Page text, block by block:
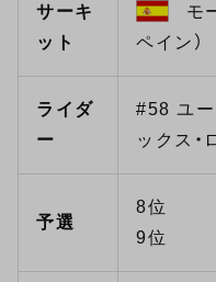
サーキ
ット
モ
ペイン）
ライダ
ー
#58 ユー
ックス・
予選
8位
9位